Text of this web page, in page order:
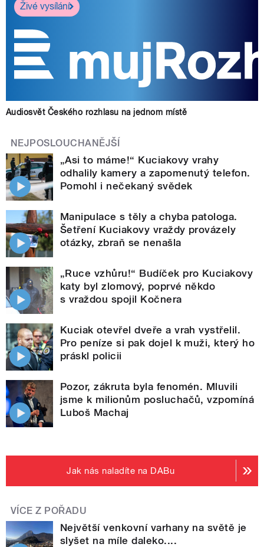
Živé vysílání
Audiosvět Českého rozhlasu na jednom místě
NEJPOSLOUCHANĚJŠÍ
„Asi to máme!“ Kuciakovy vrahy
odhalily kamery a zapomenutý telefon.
Pomohl i nečekaný svědek
Manipulace s těly a chyba patologa.
Šetření Kuciakovy vraždy provázely
otázky, zbraň se nenašla
„Ruce vzhůru!“ Budíček pro Kuciakovy
katy byl zlomový, poprvé někdo
s vraždou spojil Kočnera
Kuciak otevřel dveře a vrah vystřelil.
Pro peníze si pak dojel k muži, který ho
práskl policii
Pozor, zákruta byla fenomén. Mluvili
jsme k milionům posluchačů, vzpomíná
Luboš Machaj
Jak nás naladíte na DABu
VÍCE Z POŘADU
Největší venkovní varhany na světě je
slyšet na míle daleko....